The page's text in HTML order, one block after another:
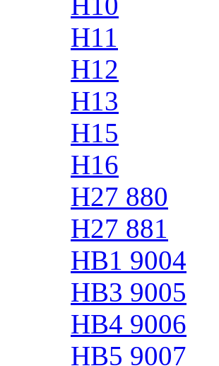
H11
H12
H13
H15
H16
H27 880
H27 881
HB1 9004
HB3 9005
HB4 9006
HB5 9007